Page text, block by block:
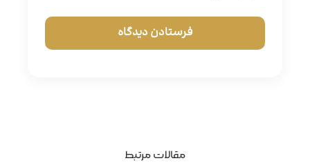
مقالات مرتبط